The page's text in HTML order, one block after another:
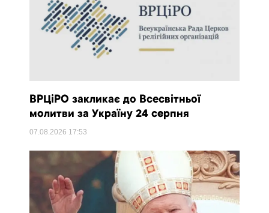
ВРЦіРО закликає до Всесвітньої
молитви за Україну 24 серпня
07.08.2026 17:53